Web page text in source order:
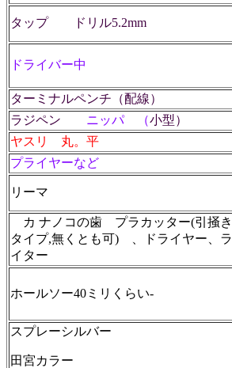
タップ ドリル5.2mm
ドライバー中
ターミナルペンチ（配線）
ラジペン ニッパ （小型）
ヤスリ 丸。平
プライヤーなど
リーマ
カ ナノコの歯 プラカッター(引掻き
タイプ,無くとも可) 、ドライヤー、ラ
イター
ホールソー40ミリくらい-
スプレーシルバー
田宮カラー